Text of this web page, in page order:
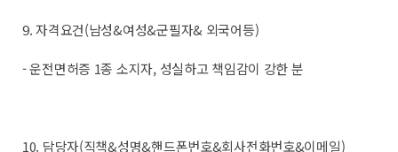
9. 자격요건(남성&여성&군필자& 외국어등)
- 운전면허증 1종 소지자, 성실하고 책임감이 강한 분
10. 담당자(직책&성명&핸드폰번호&회사전화번호&이메일)